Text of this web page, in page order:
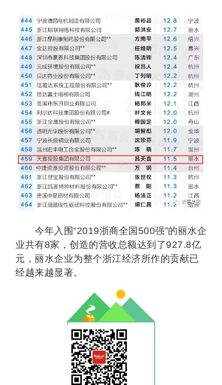
今年入围“2019浙商全国500强”的丽水企
业共有8家，创造的营收总额达到了927.8亿
元，丽水企业为整个浙江经济所作的贡献已
经越来越显著。